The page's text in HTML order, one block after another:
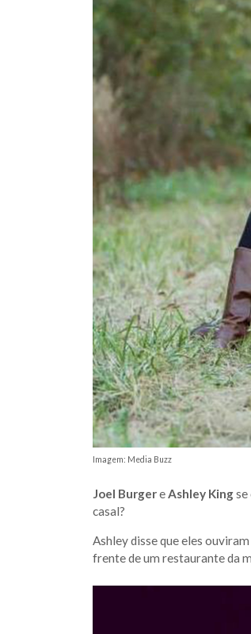
Imagem: Media Buzz
Joel BurgereAshley Kingse
casal?
Ashley disse que eles ouviram
frente de um restaurante da